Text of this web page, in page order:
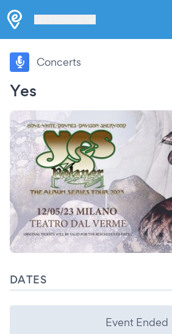
Yes
Concerts
DATES
Event Ended